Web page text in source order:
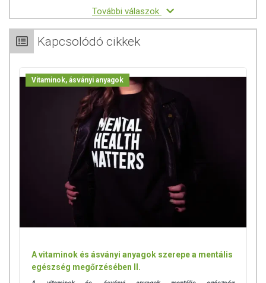
További válaszok
Kapcsolódó cikkek
Vitaminok, ásványi anyagok
A vitaminok és ásványi anyagok szerepe a mentális
egészség megőrzésében II.